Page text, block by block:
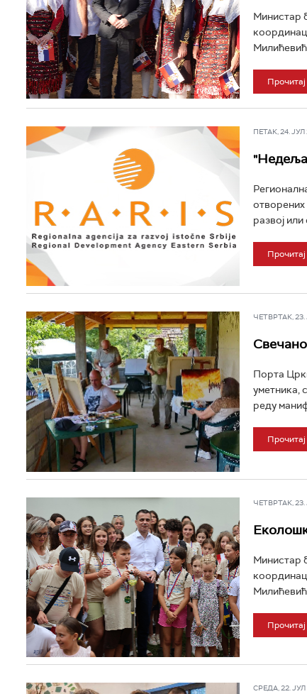
Министар
Прочитај
ПЕТАК, 24. ЈУЛ
"Недеља
отворених
развој
Прочитај
ЧЕТВРТАК, 23.
Порта
уметника,
реду
Прочитај
ЧЕТВРТАК, 23.
Министар
Прочитај
СРЕДА, 22. ЈУЛ